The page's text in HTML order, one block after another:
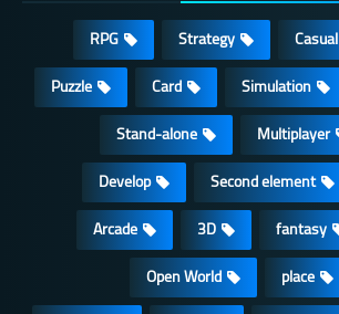
Casual
Strategy
RPG
Simulation
Card
Puzzle
Multiplayer
Stand-alone
Second element
Develop
fantasy
3D
Arcade
place
Open World